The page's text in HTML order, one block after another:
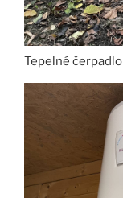
Tepelné čerpadlo